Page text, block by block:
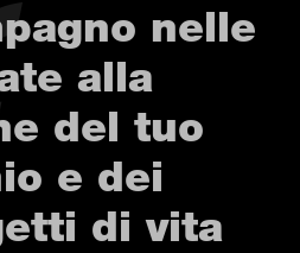
nelle
alla
del tuo
e dei
di vita